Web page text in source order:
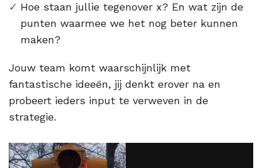
Hoe staan jullie tegenover x? En wat zijn de
punten waarmee we het nog beter kunnen
maken?
Jouw team komt waarschijnlijk met
fantastische ideeën, jij denkt erover na en
probeert ieders input te verweven in de
strategie.